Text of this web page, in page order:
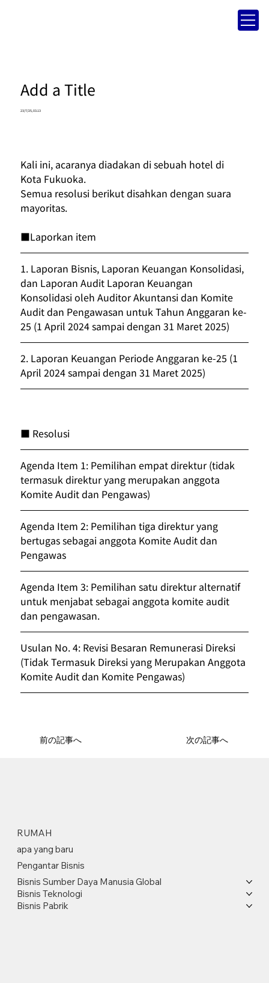
Add a Title
23/7/25, 03.13
前の記事へ 次の記事へ
Kali ini, acaranya diadakan di sebuah hotel di
Kota Fukuoka.
Semua resolusi berikut disahkan dengan suara
mayoritas.
■Laporkan item
1. Laporan Bisnis, Laporan Keuangan Konsolidasi,
dan Laporan Audit Laporan Keuangan
Konsolidasi oleh Auditor Akuntansi dan Komite
Audit dan Pengawasan untuk Tahun Anggaran ke-
25 (1 April 2024 sampai dengan 31 Maret 2025)
2. Laporan Keuangan Periode Anggaran ke-25 (1
April 2024 sampai dengan 31 Maret 2025)
■ Resolusi
Agenda Item 1: Pemilihan empat direktur (tidak
termasuk direktur yang merupakan anggota
Komite Audit dan Pengawas)
Agenda Item 2: Pemilihan tiga direktur yang
bertugas sebagai anggota Komite Audit dan
Pengawas
Agenda Item 3: Pemilihan satu direktur alternatif
untuk menjabat sebagai anggota komite audit
dan pengawasan.
Usulan No. 4: Revisi Besaran Remunerasi Direksi
(Tidak Termasuk Direksi yang Merupakan Anggota
Komite Audit dan Komite Pengawas)
RUMAH
apa yang baru
Pengantar Bisnis
Bisnis Sumber Daya Manusia Global
Bisnis Teknologi
Bisnis Pabrik